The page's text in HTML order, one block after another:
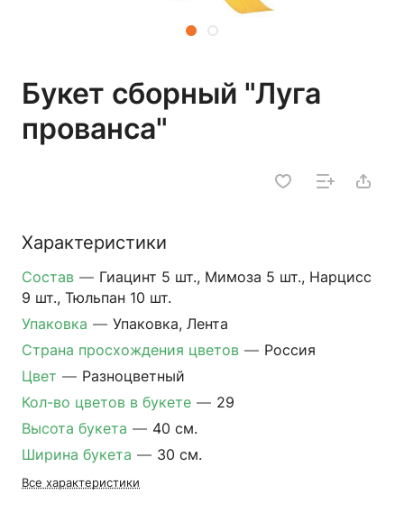
Букет сборный "Луга
прованса"
Характеристики
Состав — Гиацинт 5 шт., Мимоза 5 шт., Нарцисс
9 шт., Тюльпан 10 шт.
Упаковка — Упаковка, Лента
Страна просхождения цветов — Россия
Цвет — Разноцветный
Кол-во цветов в букете — 29
Высота букета — 40 см.
Ширина букета — 30 см.
Все характеристики